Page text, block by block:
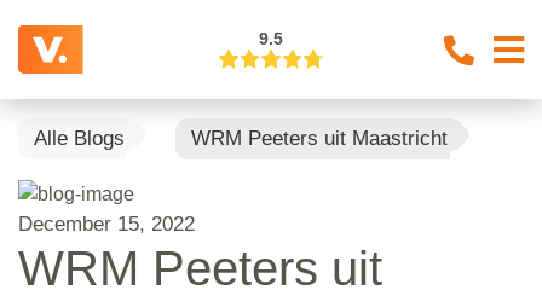
9.5
Alle Blogs WRM Peeters uit Maastricht
December 15, 2022
WRM Peeters uit